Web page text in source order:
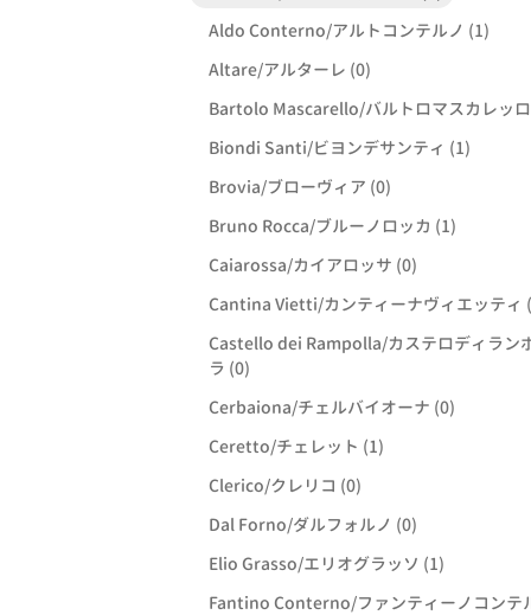
Aldo Conterno/アルトコンテルノ (1)
Altare/アルターレ (0)
Bartolo Mascarello/バルトロマスカレッ
Biondi Santi/ビヨンデサンティ (1)
Brovia/ブローヴィア (0)
Bruno Rocca/ブルーノロッカ (1)
Caiarossa/カイアロッサ (0)
Cantina Vietti/カンティーナヴィエッティ
Castello dei Rampolla/カステロディラン
ラ (0)
Cerbaiona/チェルバイオーナ (0)
Ceretto/チェレット (1)
Clerico/クレリコ (0)
Dal Forno/ダルフォルノ (0)
Elio Grasso/エリオグラッソ (1)
Fantino Conterno/ファンティーノコンテ